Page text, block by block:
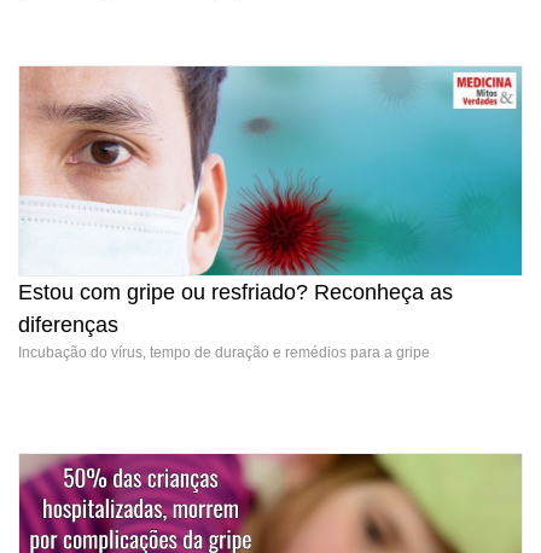
Estou com gripe ou resfriado? Reconheça as
diferenças
Incubação do vírus, tempo de duração e remédios para a gripe